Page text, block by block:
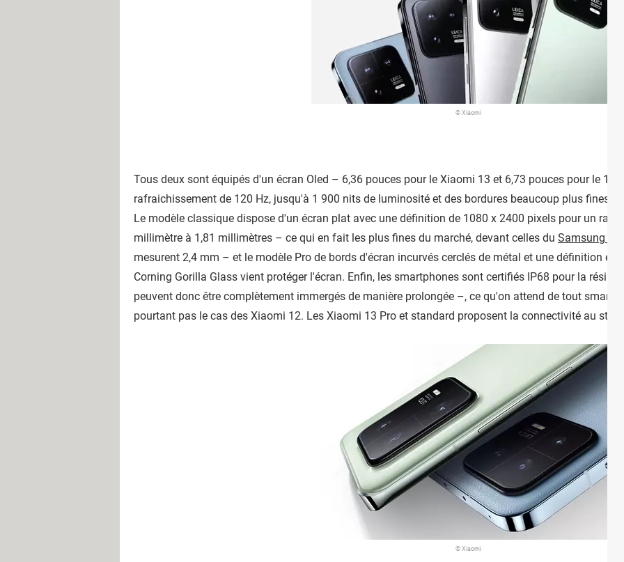
© Xiaomi
Tous deux sont équipés d'un écran Oled – 6,36 pouces pour le Xiaomi 13 et 6,73 pouces pour le 13
rafraichissement de 120 Hz, jusqu'à 1 900 nits de luminosité et des bordures beaucoup plus fines,
Le modèle classique dispose d'un écran plat avec une définition de 1080 x 2400 pixels pour un ratio
millimètre à 1,81 millimètres – ce qui en fait les plus fines du marché, devant celles du Samsung
mesurent 2,4 mm – et le modèle Pro de bords d'écran incurvés cerclés de métal et une définition en
Corning Gorilla Glass vient protéger l'écran. Enfin, les smartphones sont certifiés IP68 pour la
peuvent donc être complètement immergés de manière prolongée –, ce qu'on attend de tout
pourtant pas le cas des Xiaomi 12. Les Xiaomi 13 Pro et standard proposent la connectivité au
© Xiaomi